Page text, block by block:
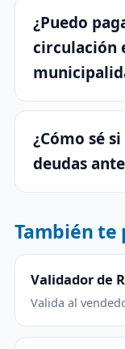
¿Puedo
circulación
¿Cómo sé
deudas
También te
Validador de
Valida al